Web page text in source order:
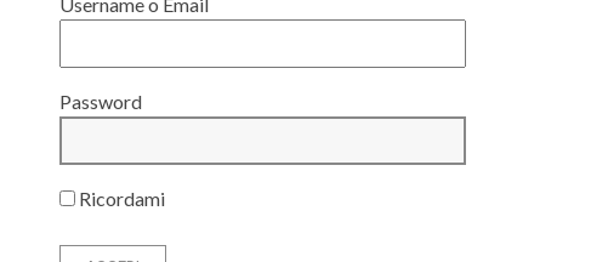
Password
Ricordami